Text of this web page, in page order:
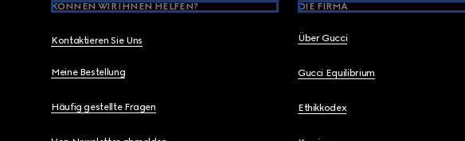
KÖNNEN WIR IHNEN HELFEN?
Kontaktieren Sie Uns
Meine Bestellung
Häufig gestellte Fragen
DIE FIRMA
Über Gucci
Gucci Equilibrium
Ethikkodex